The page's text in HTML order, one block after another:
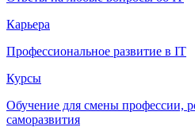
Карьера
Профессиональное развитие в IT
Курсы
Обучение для смены профессии,
саморазвития